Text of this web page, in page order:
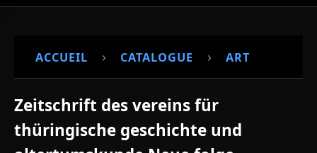
ACCUEIL › CATALOGUE › ART
Zeitschrift des vereins für
thüringische geschichte und